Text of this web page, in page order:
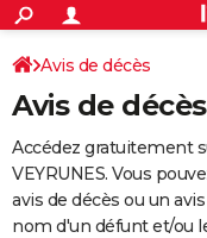
ACTUALITÉS
Politique
Société
Faits Divers
Education
Monde
Villes
+
SPORT
Coupe du monde 2026
Football
Tennis
Cyclisme
Rugby
Forum
Programme TV
TNT
Streaming
Cinéma
Sorties cinéma
Musique
+
FINANCE
Retraite
Epargne
Immobilier
Risques naturels par ville
Banque
Assurance
AUTO
Avis de décès
Avis de
Accédez gratuitement
VEYRUNES. Vous
avis de décès ou un
nom d'un défunt et/ou